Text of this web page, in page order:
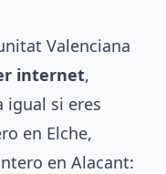
Valenciana
internet,
igual si eres
en Elche,
en Alacant: